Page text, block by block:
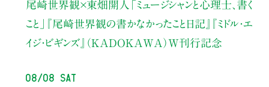
尾崎世界観×東畑開人
「ミュージシャンと心理士、書く
こと」
『尾崎世界観の書かなかったこと日記』『ミドル・エ
イジ・ビギンズ』（KADOKAWA）W刊行記念
08/08 Sat